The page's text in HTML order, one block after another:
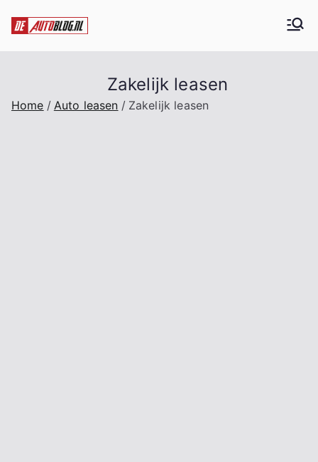
naar
Zakelijk leasen
Home Auto leasen Zakelijk leasen